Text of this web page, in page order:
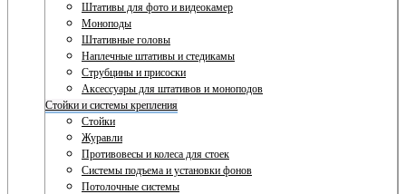
Штативы для фото и видеокамер
Моноподы
Штативные головы
Наплечные штативы и стедикамы
Струбцины и присоски
Аксессуары для штативов и моноподов
Стойки и системы крепления
Стойки
Журавли
Противовесы и колеса для стоек
Системы подъема и установки фонов
Потолочные системы